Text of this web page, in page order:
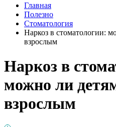
Главная
Полезно
Стоматология
Наркоз в стоматологии:
взрослым
Наркоз в
можно ли
взрослым